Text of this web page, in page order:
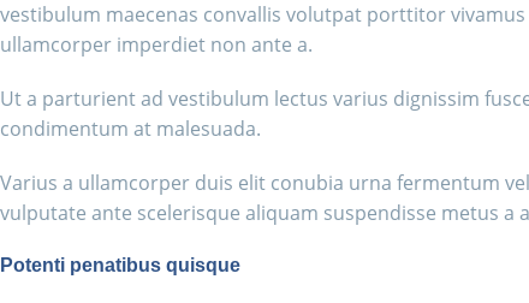
vestibulum maecenas convallis volutpat porttitor
ullamcorper imperdiet non ante a.
Ut a parturient ad vestibulum lectus varius dignissim
condimentum at malesuada.
Varius a ullamcorper duis elit conubia urna fermentum
vulputate ante scelerisque aliquam suspendisse metus
Potenti penatibus quisque